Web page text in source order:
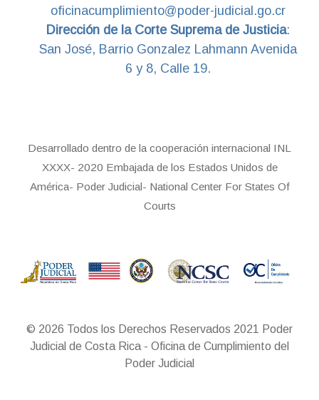
oficinacumplimiento@poder-judicial.go.cr
Dirección de la Corte Suprema de Justicia:
San José, Barrio Gonzalez Lahmann Avenida
6 y 8, Calle 19.
Desarrollado dentro de la cooperación internacional INL
XXXX- 2020 Embajada de los Estados Unidos de
América- Poder Judicial- National Center For States Of
Courts
© 2026 Todos los Derechos Reservados 2021 Poder
Judicial de Costa Rica - Oficina de Cumplimiento del
Poder Judicial